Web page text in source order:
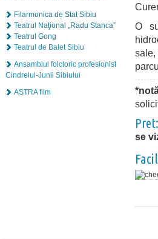
Filarmonica de Stat Sibiu
Teatrul Naţional „Radu Stanca”
Teatrul Gong
Teatrul de Balet Sibiu
Ansamblul folcloric profesionist
Cindrelul-Junii Sibiului
ASTRA film
O
sale,
Pret:
se